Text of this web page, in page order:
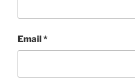
Email*